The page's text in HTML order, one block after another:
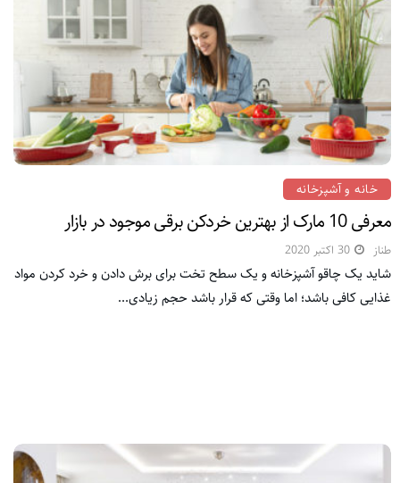
خانه و آشپزخانه
معرفی 10 مارک از بهترین خردکن برقی موجود در بازار
طناز 30 اکتبر 2020
شاید یک چاقو آشپزخانه و یک سطح تخت برای برش دادن و خرد کردن مواد
غذایی کافی باشد؛ اما وقتی که قرار باشد حجم زیادی...